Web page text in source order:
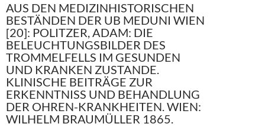
AUS DEN MEDIZINHISTORISCHEN
BESTÄNDEN DER UB MEDUNI WIEN
[20]: POLITZER, ADAM: DIE
BELEUCHTUNGSBILDER DES
TROMMELFELLS IM GESUNDEN
UND KRANKEN ZUSTANDE.
KLINISCHE BEITRÄGE ZUR
ERKENNTNISS UND BEHANDLUNG
DER OHREN-KRANKHEITEN. WIEN:
WILHELM BRAUMÜLLER 1865.